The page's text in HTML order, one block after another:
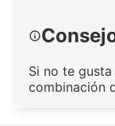
Si no te
combinación